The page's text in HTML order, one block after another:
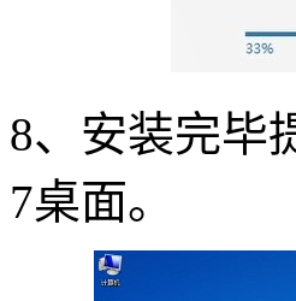
8、安装完毕
7桌面。